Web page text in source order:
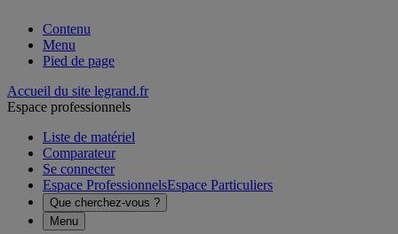
Contenu
Menu
Pied de page
Accueil du site legrand.fr
Espace professionnels
Liste de matériel
Comparateur
Se connecter
Espace ProfessionnelsEspace Particuliers
Que cherchez-vous ?
Menu